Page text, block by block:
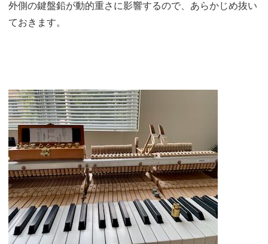
外側の鍵盤鉛が動的重さに影響するので、あらかじめ抜い
ておきます。